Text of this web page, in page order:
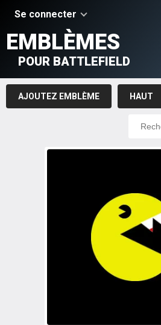
Se connecter
EMBLÈMES
POUR BATTLEFIELD
AJOUTEZ EMBLÈME HAUT